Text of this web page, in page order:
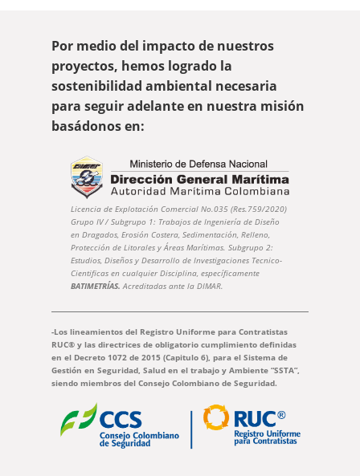
Por medio del impacto de nuestros
proyectos, hemos logrado la
sostenibilidad ambiental necesaria
para seguir adelante en nuestra misión
basádonos en:
Licencia de Explotación Comercial No.035 (Res.759/2020)
Grupo IV / Subgrupo 1: Trabajos de Ingeniería de Diseño
en Dragados, Erosión Costera, Sedimentación, Relleno,
Protección de Litorales y Áreas Marítimas. Subgrupo 2:
Estudios, Diseños y Desarrollo de Investigaciones Tecnico-
Cientificas en cualquier Disciplina, específicamente
BATIMETRÍAS. Acreditadas ante la DIMAR.
-Los lineamientos del Registro Uniforme para Contratistas
RUC® y las directrices de obligatorio cumplimiento definidas
en el Decreto 1072 de 2015 (Capitulo 6), para el Sistema de
Gestión en Seguridad, Salud en el trabajo y Ambiente “SSTA”,
siendo miembros del Consejo Colombiano de Seguridad.